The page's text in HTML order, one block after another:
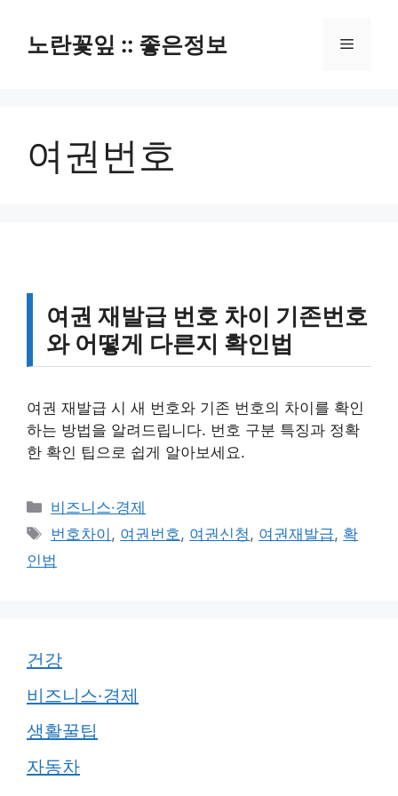
노란꽃잎 :: 좋은정보 메
여권번호
여권 재발급 번호 차이 기존번호
와 어떻게 다른지 확인법
여권 재발급 시 새 번호와 기존 번호의 차이를 확인
하는 방법을 알려드립니다. 번호 구분 특징과 정확
한 확인 팁으로 쉽게 알아보세요.
카
테
리
비즈니스·경제
태
그
번호차이 , 여권번호, 여권신청, 여권재발급, 확
인법
건강
비즈니스·경제
생활꿀팁
자동차